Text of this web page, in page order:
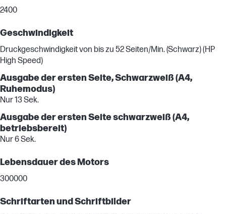
2400
Geschwindigkeit
Druckgeschwindigkeit von bis zu 52 Seiten/Min. (Schwarz) (HP
High Speed)
Ausgabe der ersten Seite, Schwarzweiß (A4,
Ruhemodus)
Nur 13 Sek.
Ausgabe der ersten Seite schwarzweiß (A4,
betriebsbereit)
Nur 6 Sek.
Lebensdauer des Motors
300000
Schriftarten und Schriftbilder